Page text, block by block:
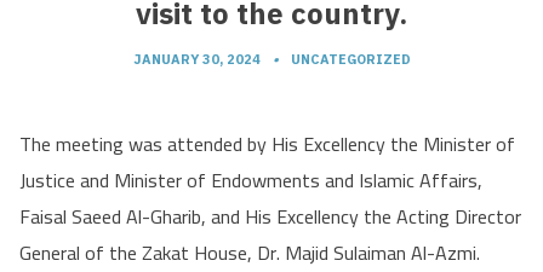
visit to the country.
JANUARY 30, 2024 • UNCATEGORIZED
The meeting was attended by His Excellency the Minister of
Justice and Minister of Endowments and Islamic Affairs,
Faisal Saeed Al-Gharib, and His Excellency the Acting Director
General of the Zakat House, Dr. Majid Sulaiman Al-Azmi.